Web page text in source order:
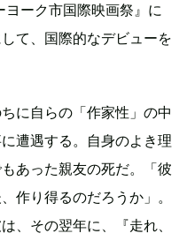
ーク市国際映画祭』に
て、国際的なデビューを
に自らの「作家性」の中
遭遇する。自身のよき理
あった親友の死だ。「彼
作り得るのだろうか」。
、その翌年に、『走れ、